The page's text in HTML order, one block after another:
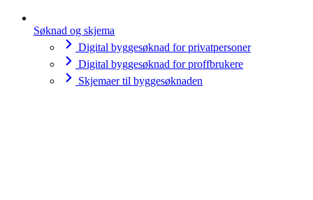
Søknad og skjema
Digital byggesøknad for privatpersoner
Digital byggesøknad for proffbrukere
Skjemaer til byggesøknaden